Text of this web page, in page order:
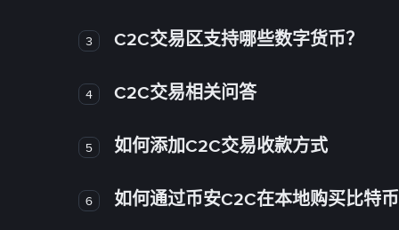
3 C2C交易区支持哪些数字货币？
4 C2C交易相关问答
5 如何添加C2C交易收款方式
6 如何通过币安C2C在本地购买比特